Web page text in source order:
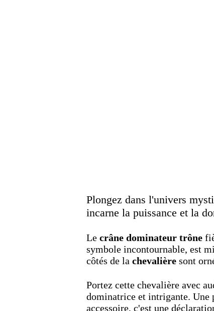
Plongez dans l'univers
incarne la puissance et la
Le crâne dominateur trône
symbole incontournable, est
côtés de la chevalière sont
Portez cette chevalière avec
dominatrice et intrigante. Une
accessoire, c'est une